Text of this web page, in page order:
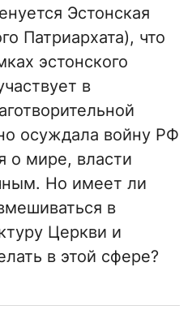
Эстонская
Патриархата), что
эстонского
в
осуждала войну РФ
о мире, власти
Но имеет ли
в
Церкви и
в этой сфере?